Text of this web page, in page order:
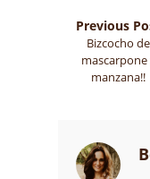
Previous
Bizcocho de
mascarpone
manzana!!